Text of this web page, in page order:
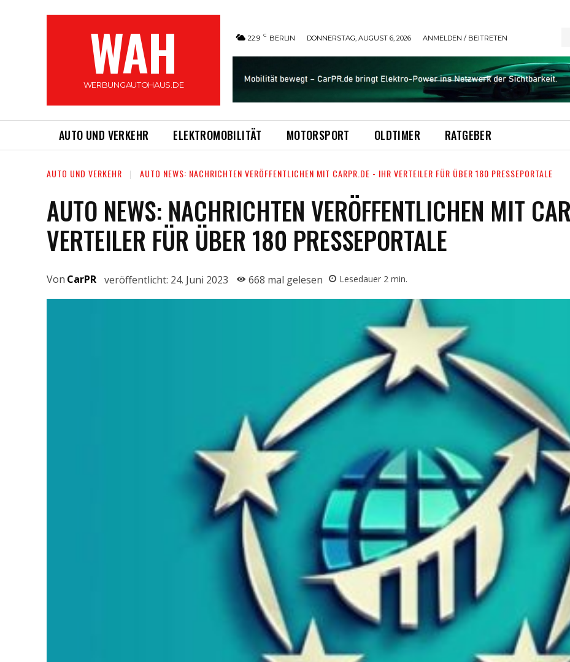
WAH
WERBUNGAUTOHAUS.DE
22.9 C BERLIN DONNERSTAG, AUGUST 6, 2026 ANMELDEN / BEITRETEN
AUTO UND VERKEHR ELEKTROMOBILITÄT MOTORSPORT OLDTIMER RATGEBER
AUTO UND VERKEHR AUTO NEWS: NACHRICHTEN VERÖFFENTLICHEN MIT CARPR.DE - IHR VERTEILER FÜR ÜBER 180 PRESSEPORTALE
AUTO NEWS: NACHRICHTEN VERÖFFENTLICHEN MIT
VERTEILER FÜR ÜBER 180 PRESSEPORTALE
Von CarPR veröffentlicht: 24. Juni 2023 668 mal gelesen Lesedauer 2 min.